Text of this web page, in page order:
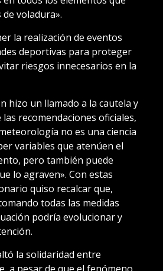
voladura».
la realización de eventos
deportivas para proteger
riesgos innecesarios en la
hizo un llamado a la cautela y
recomendaciones oficiales,
no es una ciencia
variables que atenúen el
pero también puede
lo agraven». Con estas
quiso recalcar que,
todas las medidas
podría evolucionar y
la solidaridad entre